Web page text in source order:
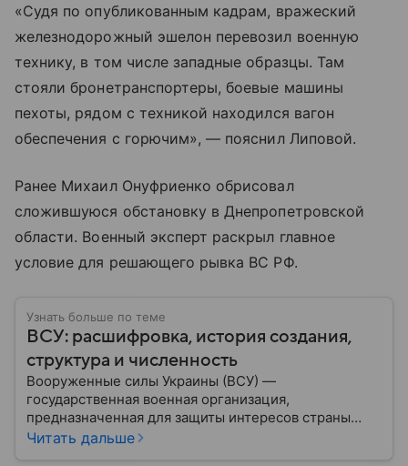
«Судя по опубликованным кадрам, вражеский
железнодорожный эшелон перевозил военную
технику, в том числе западные образцы. Там
стояли бронетранспортеры, боевые машины
пехоты, рядом с техникой находился вагон
обеспечения с горючим», — пояснил Липовой.
Ранее Михаил Онуфриенко обрисовал
сложившуюся обстановку в Днепропетровской
области. Военный эксперт раскрыл главное
условие для решающего рывка ВС РФ.
Узнать больше по теме
ВСУ: расшифровка, история создания,
структура и численность
Вооруженные силы Украины (ВСУ) —
государственная военная организация,
предназначенная для защиты интересов страны
военным путем. Была создана после
Читать дальше